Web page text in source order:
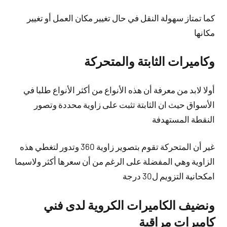
كما تمتاز سهولة النقل في حال تغيير مكان العمل أو تغيير
مكانها
وكاميرات الثابتة والمتحركة
أولا لابد من معرفة أن هذه الأنواع من أكثر الأنواع طلبا في
الأسواق حيث ان الثابتة تثبت على زاوية محددة وتصور
النقطة المستهدفة
غير أن المتحركة تقوم بتصوير زاوية 360 وتدور لتغطي هذه
الزاوية وهي المفضلة على الرغم من أن سعرها أكثر ولاسيما
امكحانية التزويم ل30 درجة
ونضيف الكاميرات الكروية لدى فني
كاميرات مراقبة